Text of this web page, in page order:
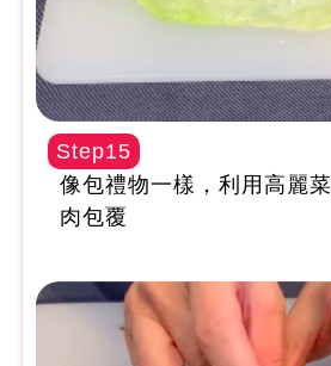
Step15
像包禮物一樣，利用高麗
肉包覆